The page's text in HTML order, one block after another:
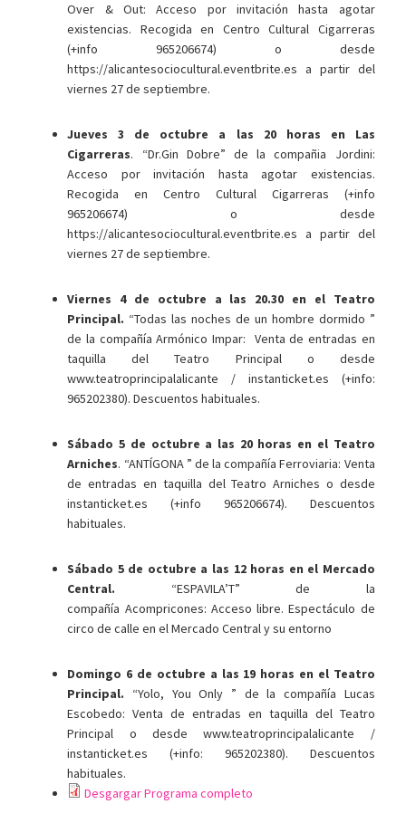
Over & Out: Acceso por invitación hasta agotar
existencias. Recogida en Centro Cultural Cigarreras
(+info 965206674) o desde
https://alicantesociocultural.eventbrite.es a partir del
viernes 27 de septiembre.
Jueves 3 de octubre a las 20 horas en Las
Cigarreras. “Dr.Gin Dobre” de la compañia Jordini:
Acceso por invitación hasta agotar existencias.
Recogida en Centro Cultural Cigarreras (+info
965206674) o desde
https://alicantesociocultural.eventbrite.es a partir del
viernes 27 de septiembre.
Viernes 4 de octubre a las 20.30 en el Teatro
Principal. “Todas las noches de un hombre dormido ”
de la compañía Armónico Impar: Venta de entradas en
taquilla del Teatro Principal o desde
www.teatroprincipalalicante / instanticket.es (+info:
965202380). Descuentos habituales.
Sábado 5 de octubre a las 20 horas en el Teatro
Arniches. “ANTÍGONA ” de la compañía Ferroviaria: Venta
de entradas en taquilla del Teatro Arniches o desde
instanticket.es (+info 965206674). Descuentos
habituales.
Sábado 5 de octubre a las 12 horas en el Mercado
Central. “ESPAVILA’T” de la
compañía Acompricones: Acceso libre. Espectáculo de
circo de calle en el Mercado Central y su entorno
Domingo 6 de octubre a las 19 horas en el Teatro
Principal.
“Yolo, You Only ” de la compañía Lucas
Escobedo: Venta de entradas en taquilla del Teatro
Principal o desde www.teatroprincipalalicante /
instanticket.es (+info: 965202380). Descuentos
habituales.
Desgargar Programa completo